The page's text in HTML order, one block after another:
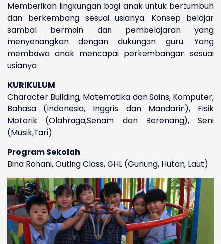
Memberikan lingkungan bagi anak untuk bertumbuh
dan berkembang sesuai usianya. Konsep belajar
sambal bermain dan pembelajaran yang
menyenangkan dengan dukungan guru. Yang
membawa anak mencapai perkembangan sesuai
usianya.
KURIKULUM
Character Building, Matematika dan Sains, Komputer,
Bahasa (Indonesia, Inggris dan Mandarin), Fisik
Motorik (Olahraga,Senam dan Berenang), Seni
(Musik,Tari).
Program Sekolah
Bina Rohani, Outing Class, GHL (Gunung, Hutan, Laut)